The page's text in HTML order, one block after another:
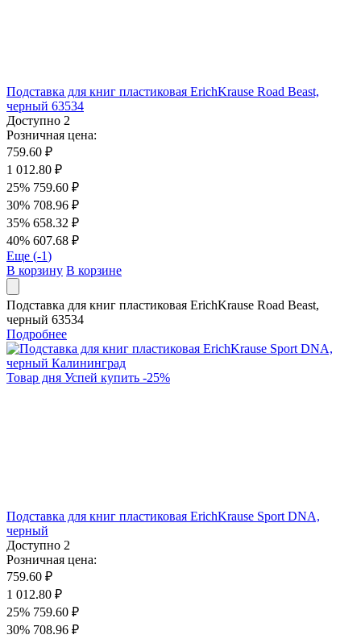
Подставка для книг пластиковая ErichKrause Road Beast,
черный 63534
Доступно 2
Розничная цена:
759.60 ₽
1 012.80 ₽
25% 759.60 ₽
30% 708.96 ₽
35% 658.32 ₽
40% 607.68 ₽
Еще (-1)
В корзину В корзине
Подставка для книг пластиковая ErichKrause Road Beast,
черный 63534
Подробнее
Товар дня Успей купить -25%
Подставка для книг пластиковая ErichKrause Sport DNA,
черный
Доступно 2
Розничная цена:
759.60 ₽
1 012.80 ₽
25% 759.60 ₽
30% 708.96 ₽